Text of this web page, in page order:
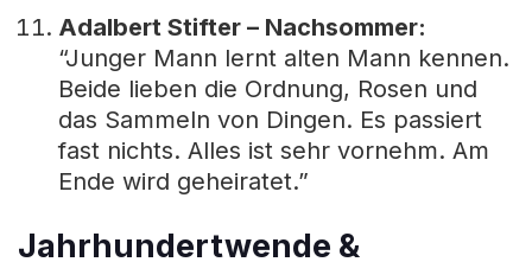
Adalbert Stifter – Nachsommer:
“Junger Mann lernt alten Mann kennen.
Beide lieben die Ordnung, Rosen und
das Sammeln von Dingen. Es passiert
fast nichts. Alles ist sehr vornehm. Am
Ende wird geheiratet.”
Jahrhundertwende &